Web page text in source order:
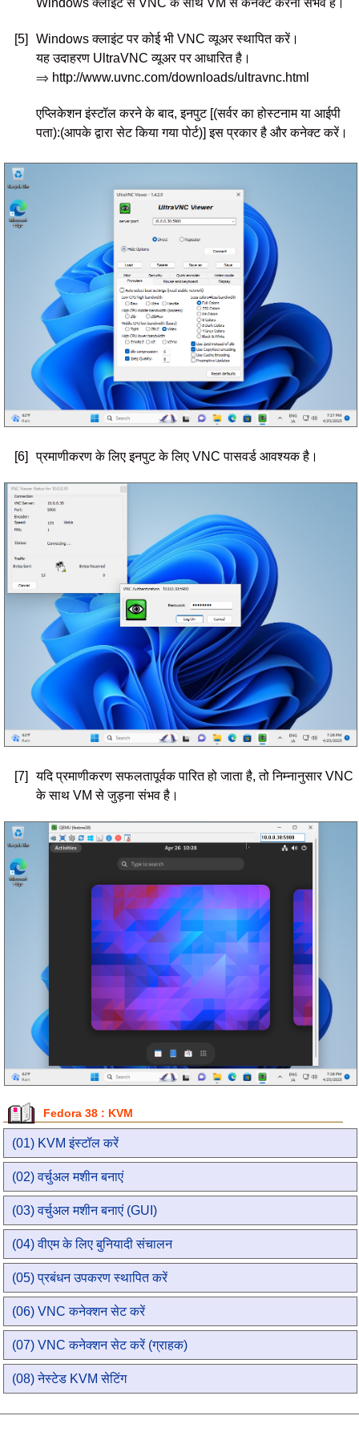
Windows क्लाइंट से VNC के साथ VM से कनेक्ट करना संभव है।
[5]
Windows क्लाइंट पर कोई भी VNC व्यूअर स्थापित करें।
यह उदाहरण UltraVNC व्यूअर पर आधारित है।
⇒ http://www.uvnc.com/downloads/ultravnc.html
एप्लिकेशन इंस्टॉल करने के बाद, इनपुट [(सर्वर का होस्टनाम या आईपी
पता):(आपके द्वारा सेट किया गया पोर्ट)] इस प्रकार है और कनेक्ट करें।
[6] प्रमाणीकरण के लिए इनपुट के लिए VNC पासवर्ड आवश्यक है।
[7]
यदि प्रमाणीकरण सफलतापूर्वक पारित हो जाता है, तो निम्नानुसार VNC
के साथ VM से जुड़ना संभव है।
Fedora 38 : KVM
(01) KVM इंस्टॉल करें
(02) वर्चुअल मशीन बनाएं
(03) वर्चुअल मशीन बनाएं (GUI)
(04) वीएम के लिए बुनियादी संचालन
(05) प्रबंधन उपकरण स्थापित करें
(06) VNC कनेक्शन सेट करें
(07) VNC कनेक्शन सेट करें (ग्राहक)
(08) नेस्टेड KVM सेटिंग